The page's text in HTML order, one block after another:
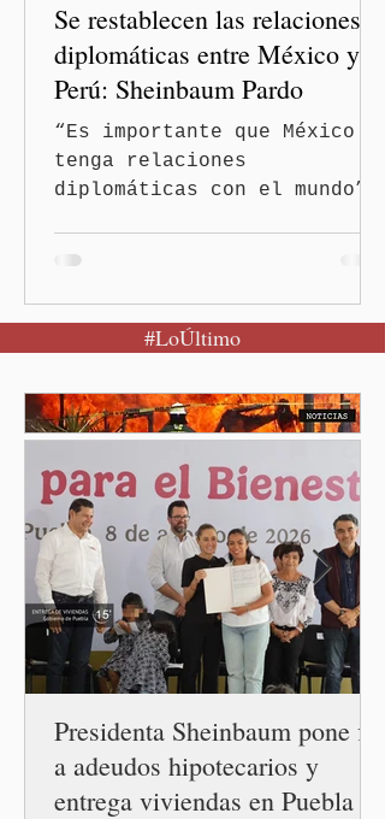
hombres y personas adultas
mayores.
Se restablecen las relaciones
diplomáticas entre México y
Perú: Sheinbaum Pardo
“Es importante que México
tenga relaciones
diplomáticas con el mundo”,
Sheinbaum Pardo anunció el
restablecimiento de las
entre los gobiernos de
México y Perú. “Es
la orientación política de
los gobiernos —porque hay
orientaciones políticas de
los gobiernos, llegan por
un partido, llegan por otro
— es importante que México
tenga relaciones
diplomáticas con el mu
#LoÚltimo
Presidenta Sheinbaum pone fin
a adeudos hipotecarios y
entrega viviendas en Puebla